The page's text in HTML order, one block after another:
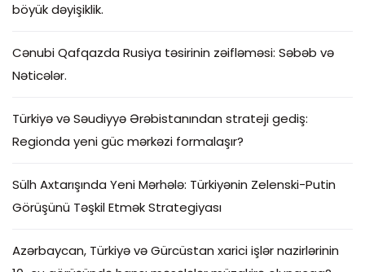
böyük dəyişiklik.
Cənubi Qafqazda Rusiya təsirinin zəifləməsi: Səbəb və
Nəticələr.
Türkiyə və Səudiyyə Ərəbistanından strateji gediş:
Regionda yeni güc mərkəzi formalaşır?
Sülh Axtarışında Yeni Mərhələ: Türkiyənin Zelenski-Putin
Görüşünü Təşkil Etmək Strategiyası
Azərbaycan, Türkiyə və Gürcüstan xarici işlər nazirlərinin